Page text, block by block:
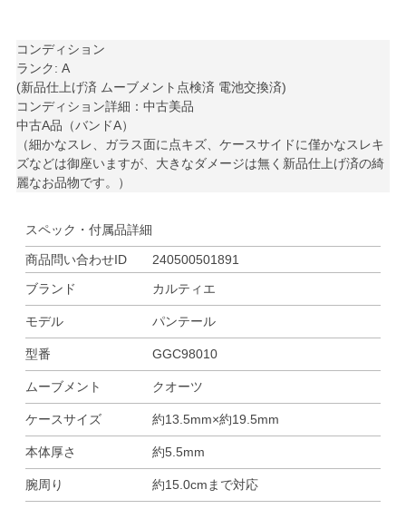
コンディション
ランク: A
(新品仕上げ済 ムーブメント点検済 電池交換済)
コンディション詳細：中古美品
中古A品（バンドA）
（細かなスレ、ガラス面に点キズ、ケースサイドに僅かなスレキ
ズなどは御座いますが、大きなダメージは無く新品仕上げ済の綺
麗なお品物です。）
スペック・付属品詳細
商品問い合わせID
240500501891
ブランド
カルティエ
モデル パンテール
型番 GGC98010
ムーブメント クオーツ
ケースサイズ 約13.5mm×約19.5mm
本体厚さ 約5.5mm
腕周り 約15.0cmまで対応